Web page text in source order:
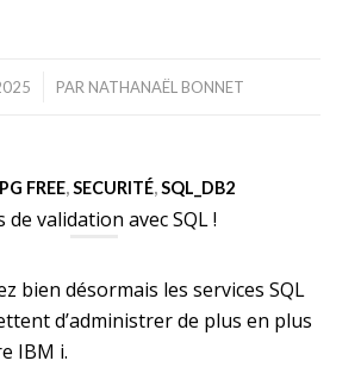
PAR NATHANAËL BONNET
FREE,SECURITÉ,SQL_DB2
validation avec SQL !
bien désormais les services SQL
d’administrer de plus en plus
IBM i.